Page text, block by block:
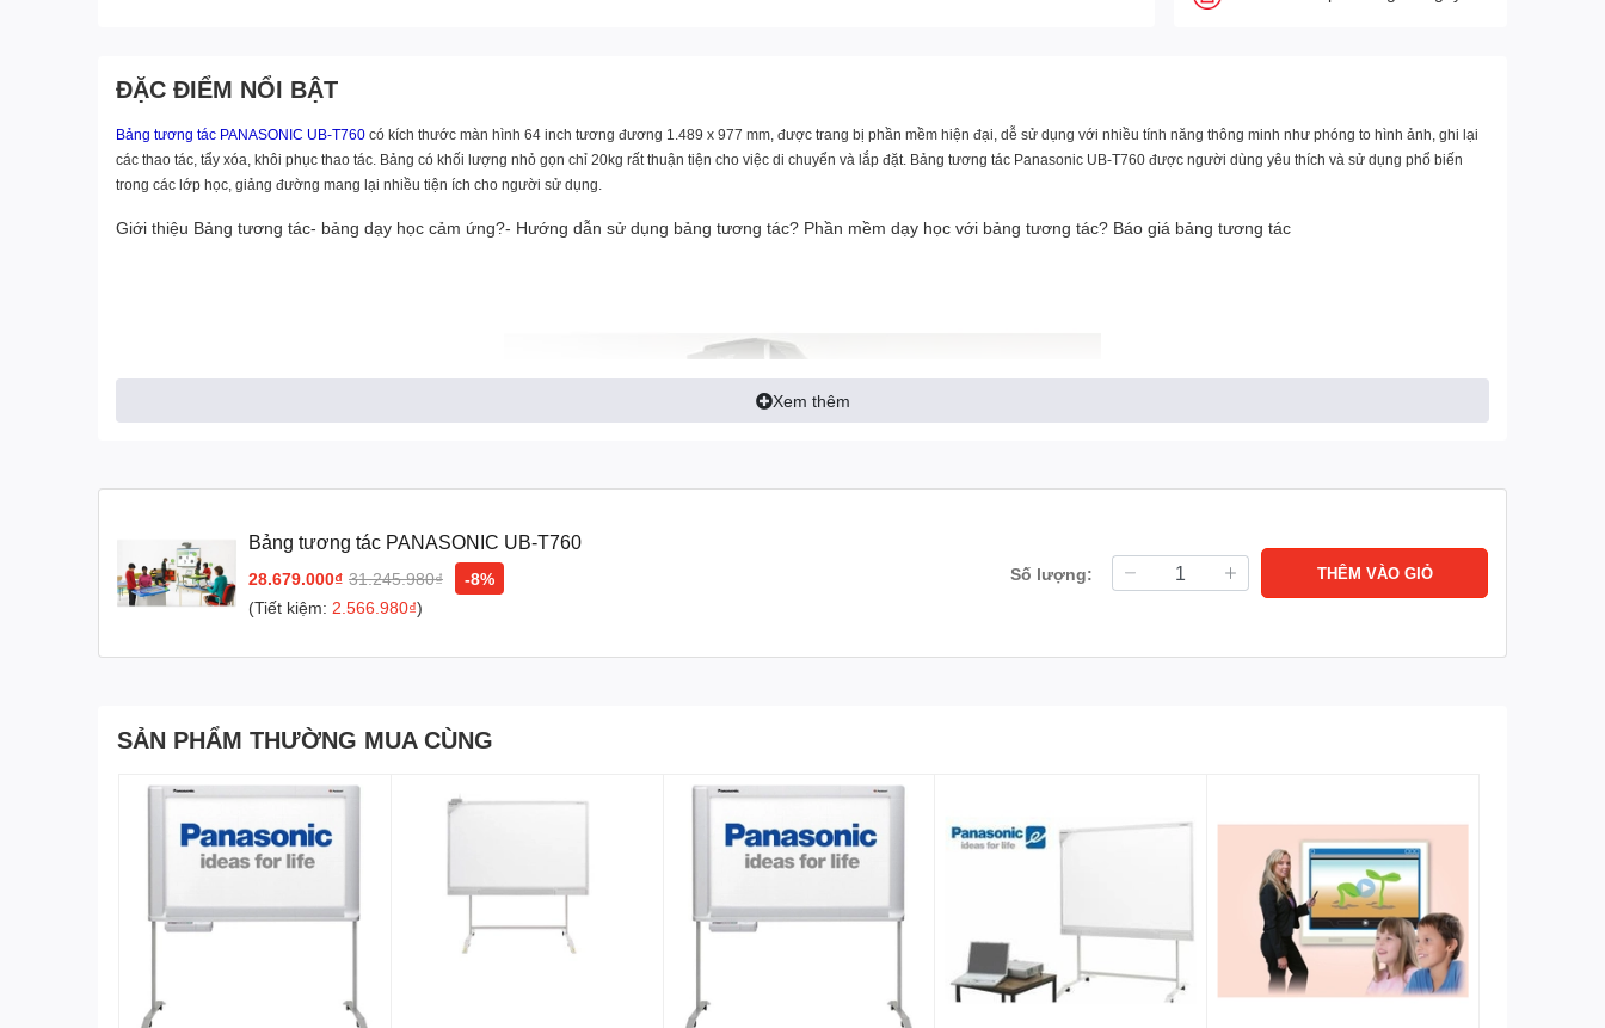
ĐẶC ĐIỂM NỔI BẬT
Bảng tương tác PANASONIC UB-T760 có kích thước màn hình 64 inch tương đương 1.489 x 977 mm, được trang bị phần mềm hiện đại, dễ sử dụng với nhiều tính năng thông minh như phóng to hình ảnh, ghi lại
các thao tác, tẩy xóa, khôi phục thao tác. Bảng có khối lượng nhỏ gọn chỉ 20kg rất thuận tiện cho việc di chuyển và lắp đặt. Bảng tương tác Panasonic UB-T760 được người dùng yêu thích và sử dụng phổ biến
trong các lớp học, giảng đường mang lại nhiều tiện ích cho người sử dụng.
Giới thiệu Bảng tương tác- bảng dạy học cảm ứng?- Hướng dẫn sử dụng bảng tương tác? Phần mềm dạy học với bảng tương tác? Báo giá bảng tương tác
- Kích thước màn hình: 64’’ tương đương(1.489(W) x 977 (H) mm)
Xem thêm
Bảng tương tác PANASONIC UB-T760
28.679.000₫ 31.245.980₫
-8%
(Tiết kiệm: 2.566.980₫)
Số lượng: THÊM VÀO GIỎ
SẢN PHẨM THƯỜNG MUA CÙNG